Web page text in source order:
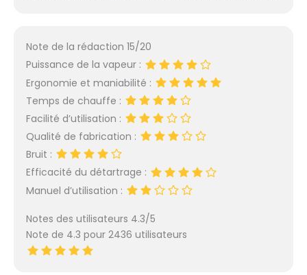
Note de la rédaction 15/20
Puissance de la vapeur :
Ergonomie et maniabilité :
Temps de chauffe :
Facilité d’utilisation :
Qualité de fabrication :
Bruit :
Efficacité du détartrage :
Manuel d’utilisation :
Notes des utilisateurs 4.3/5
Note de 4.3 pour 2436 utilisateurs